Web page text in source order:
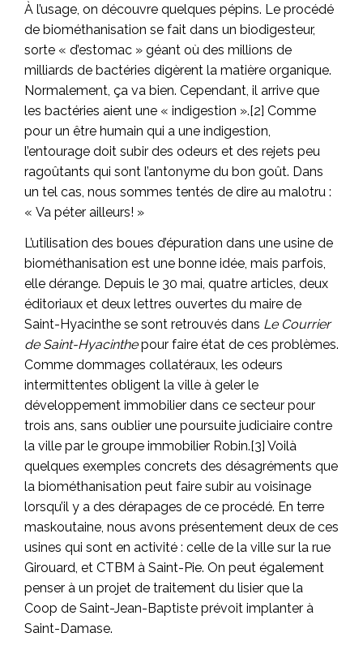
À l’usage, on découvre quelques pépins. Le procédé
de biométhanisation se fait dans un biodigesteur,
sorte « d’estomac » géant où des millions de
milliards de bactéries digèrent la matière organique.
Normalement, ça va bien. Cependant, il arrive que
les bactéries aient une « indigestion ».[2] Comme
pour un être humain qui a une indigestion,
l’entourage doit subir des odeurs et des rejets peu
ragoûtants qui sont l’antonyme du bon goût. Dans
un tel cas, nous sommes tentés de dire au malotru :
« Va péter ailleurs! »
L’utilisation des boues d’épuration dans une usine de
biométhanisation est une bonne idée, mais parfois,
elle dérange. Depuis le 30 mai, quatre articles, deux
éditoriaux et deux lettres ouvertes du maire de
Saint-Hyacinthe se sont retrouvés dans Le Courrier
de Saint-Hyacinthepour faire état de ces problèmes.
Comme dommages collatéraux, les odeurs
intermittentes obligent la ville à geler le
développement immobilier dans ce secteur pour
trois ans, sans oublier une poursuite judiciaire contre
la ville par le groupe immobilier Robin.[3] Voilà
quelques exemples concrets des désagréments que
la biométhanisation peut faire subir au voisinage
lorsqu’il y a des dérapages de ce procédé. En terre
maskoutaine, nous avons présentement deux de ces
usines qui sont en activité : celle de la ville sur la rue
Girouard, et CTBM à Saint-Pie. On peut également
penser à un projet de traitement du lisier que la
Coop de Saint-Jean-Baptiste prévoit implanter à
Saint-Damase.